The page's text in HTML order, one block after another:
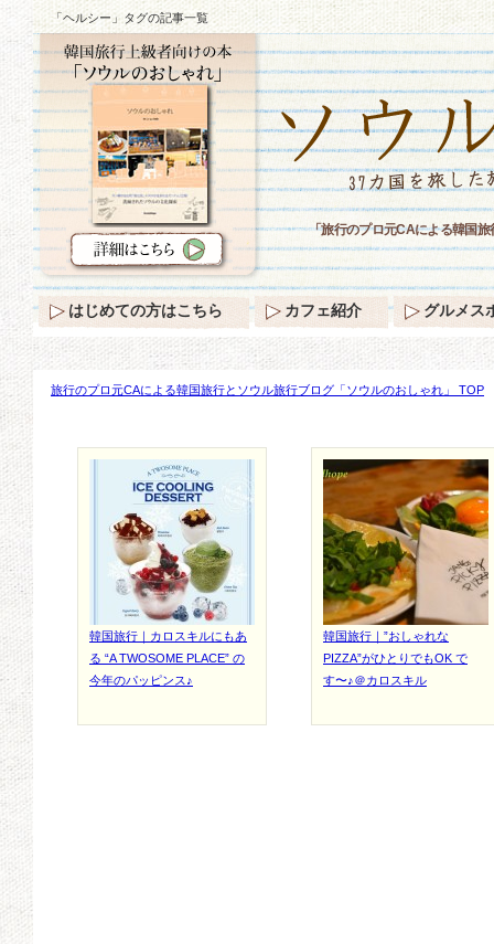
「ヘルシー」タグの記事一覧
旅行のプロ元CAによる韓国旅行とソウル旅行ブログ「ソウルのおしゃれ」 TOP
韓国旅行｜カロスキルにもあ
る “A TWOSOME PLACE” の
今年のパッピンス♪
韓国旅行｜”おしゃれな
PIZZA”がひとりでもOK で
す〜♪＠カロスキル
「旅行のプロ元CAによる韓国
はじめての方はこちら カフェ紹介 グルメス